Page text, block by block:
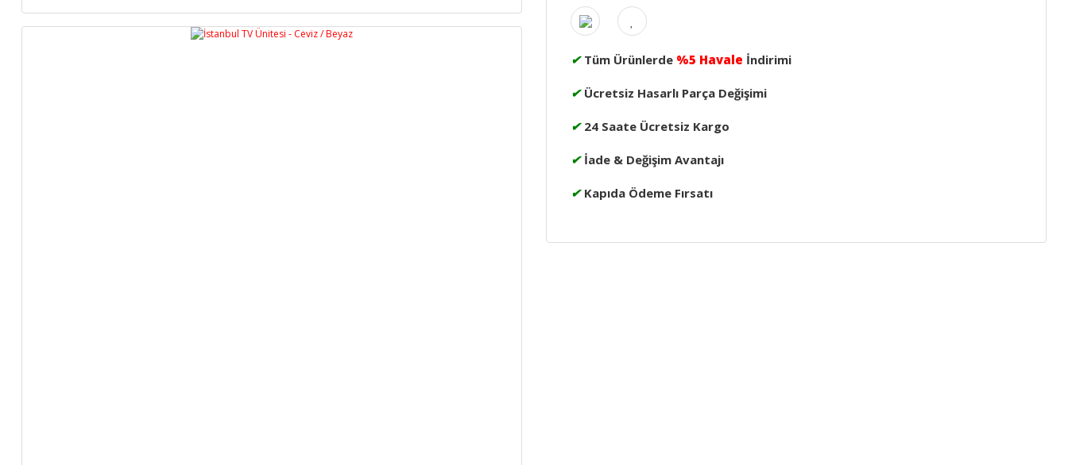
✔ Tüm Ürünlerde %5 Havale İndirimi
✔ Ücretsiz Hasarlı Parça Değişimi
✔ 24 Saate Ücretsiz Kargo
✔ İade & Değişim Avantajı
✔ Kapıda Ödeme Fırsatı